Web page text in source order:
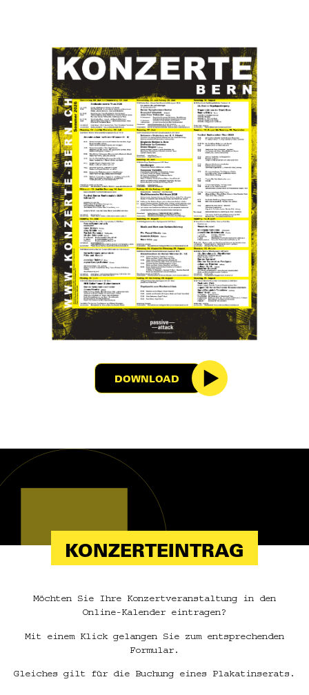
DOWNLOAD
KONZERTEINTRAG
Möchten Sie Ihre Konzertveranstaltung in den
Online-Kalender eintragen?
Mit einem Klick gelangen Sie zum entsprechenden
Formular.
Gleiches gilt für die Buchung eines Plakatinserats.